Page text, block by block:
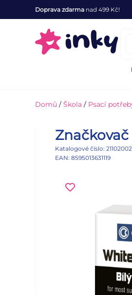
Doprava zdarma nad 499 Kč!
Domů / Škola / Psací
Katalogové číslo:
EAN: 8595013631119